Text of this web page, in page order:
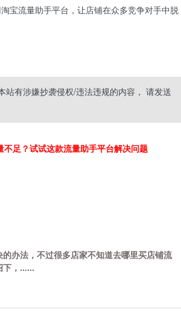
宝流量助手平台，让店铺在众多竞争对手中脱
有涉嫌抄袭侵权/违法违规的内容， 请发送
不足？试试这款流量助手平台解决问题
办法，不过很多店家不知道去哪里买店铺流
下，......